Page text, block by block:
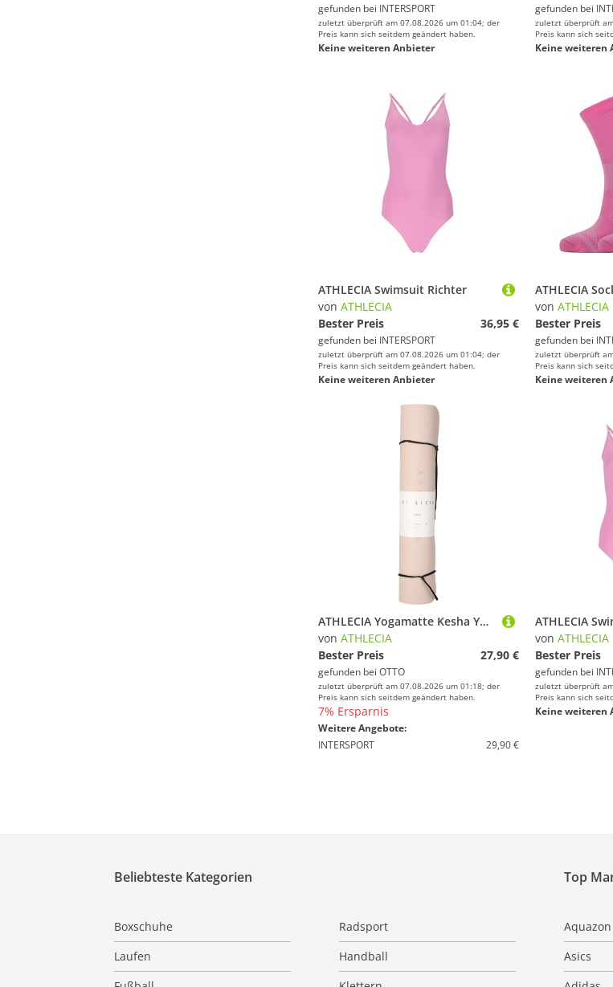
gefunden bei INTERSPORT
zuletzt überprüft am 07.08.2026 um 01:04; der
Preis kann sich seitdem geändert haben.
Keine weiteren Anbieter
gefunden bei
zuletzt überprüft
Preis kann sich
Keine weiteren
ATHLECIA Swimsuit Richter
von ATHLECIA
Bester Preis
36,95 €
gefunden bei INTERSPORT
zuletzt überprüft am 07.08.2026 um 01:04; der
Preis kann sich seitdem geändert haben.
Keine weiteren Anbieter
ATHLECIA
von ATHLECIA
Bester Preis
gefunden bei
zuletzt überprüft
Preis kann sich
Keine weiteren
ATHLECIA Yogamatte Kesha Yoga Mat
von ATHLECIA
Bester Preis
27,90 €
gefunden bei OTTO
zuletzt überprüft am 07.08.2026 um 01:18; der
Preis kann sich seitdem geändert haben.
7% Ersparnis
Weitere Angebote:
INTERSPORT
29,90 €
ATHLECIA
von ATHLECIA
Bester Preis
gefunden bei
zuletzt überprüft
Preis kann sich
Keine weiteren
Beliebteste Kategorien
Boxschuhe
Radsport
Laufen
Handball
Top
Aquazon
Asics